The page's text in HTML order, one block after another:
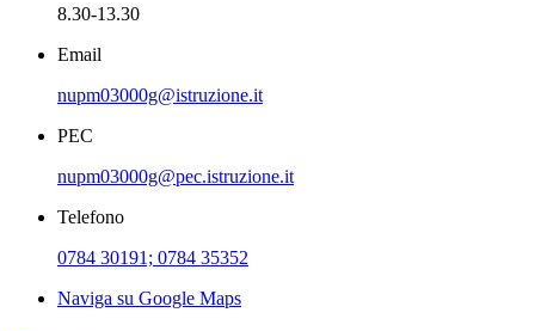
8.30-13.30
Email
nupm03000g@istruzione.it
PEC
nupm03000g@pec.istruzione.it
Telefono
0784 30191; 0784 35352
Naviga su Google Maps